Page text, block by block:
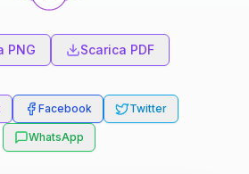
PNG Scarica PDF
Facebook Twitter
WhatsApp